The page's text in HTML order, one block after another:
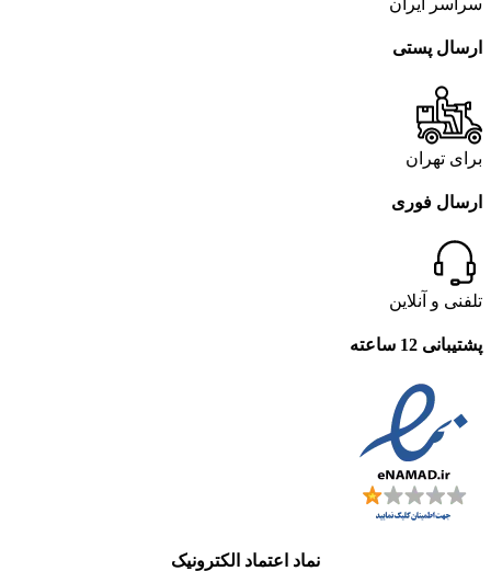
سراسر ایران
ارسال پستی
برای تهران
ارسال فوری
تلفنی و آنلاین
پشتیبانی 12 ساعته
نماد اعتماد الکترونیک